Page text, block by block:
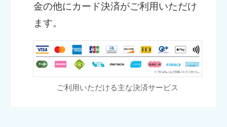
金の他にカード決済がご利用いただけ
ます。
ご利用いただける主な決済サービス